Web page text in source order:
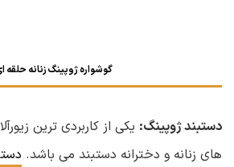
گوشواره ژوپینگ زنانه حلقه
دستبند ژوپینگ: یکی از کاربردی ترین
های زنانه و دخترانه دستبند می باشد.